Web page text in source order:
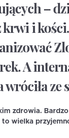
–
i
A
ze
zdrowia.
to wielka